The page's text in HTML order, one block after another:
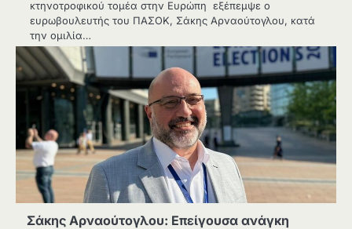
κτηνοτροφικού τομέα στην Ευρώπη εξέπεμψε ο
ευρωβουλευτής του ΠΑΣΟΚ, Σάκης Αρναούτογλου, κατά
την ομιλία…
Σάκης Αρναούτογλου: Επείγουσα ανάγκη